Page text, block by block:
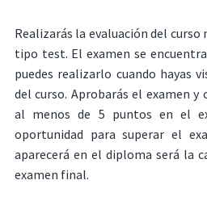
Realizarás la evaluación del
tipo test. El examen se
puedes realizarlo cuando hayas
del curso. Aprobarás el examen
al menos de 5 puntos en el
oportunidad para superar el
aparecerá en el diploma será la
examen final.